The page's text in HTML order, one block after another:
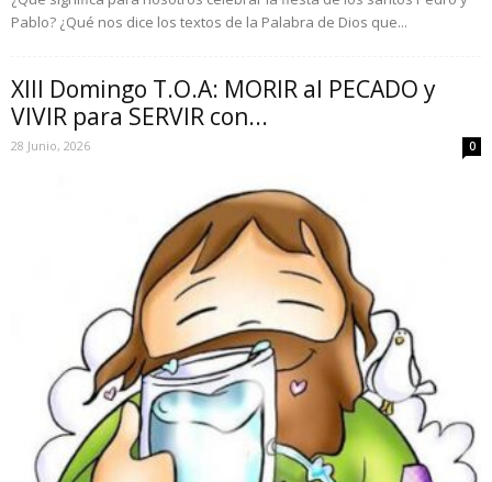
Pablo? ¿Qué nos dice los textos de la Palabra de Dios que...
XIII Domingo T.O.A: MORIR al PECADO y
VIVIR para SERVIR con...
28 Junio, 2026 0